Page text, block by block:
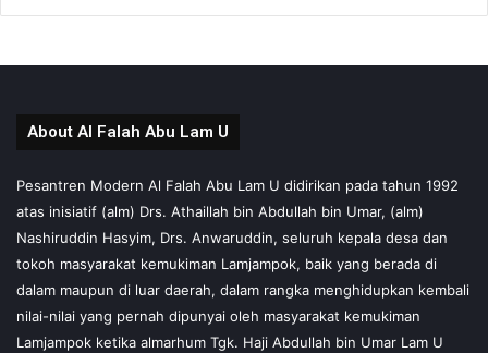
About Al Falah Abu Lam U
Pesantren Modern Al Falah Abu Lam U didirikan pada tahun 1992
atas inisiatif (alm) Drs. Athaillah bin Abdullah bin Umar, (alm)
Nashiruddin Hasyim, Drs. Anwaruddin, seluruh kepala desa dan
tokoh masyarakat kemukiman Lamjampok, baik yang berada di
dalam maupun di luar daerah, dalam rangka menghidupkan kembali
nilai-nilai yang pernah dipunyai oleh masyarakat kemukiman
Lamjampok ketika almarhum Tgk. Haji Abdullah bin Umar Lam U